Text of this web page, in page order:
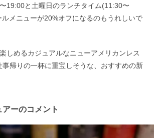
19:00と土曜日のランチタイム(11:30〜
メニューが20%オフになるのもうれしいで
しめるカジュアルなニューアメリカンレス
事帰りの一杯に重宝しそうな、おすすめの新
ーのコメント